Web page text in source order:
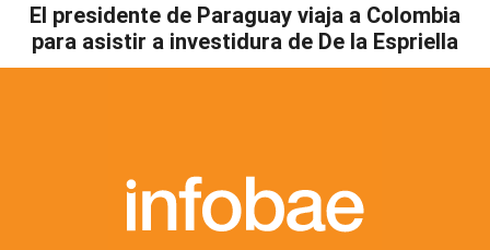
El presidente de Paraguay viaja a Colombia
para asistir a investidura de De la Espriella